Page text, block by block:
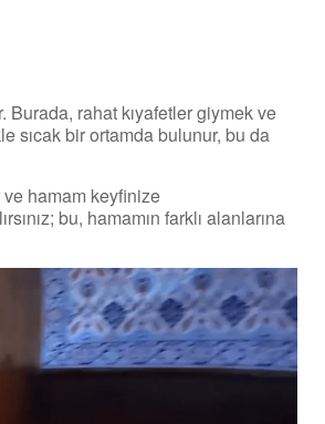
rahat kıyafetler giymek ve
sıcak bir ortamda bulunur, bu da
ve hamam keyfinize
bu, hamamın farklı alanlarına